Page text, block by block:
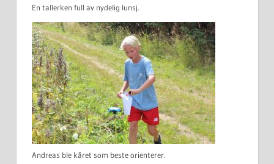
En tallerken full av nydelig lunsj.
Andreas ble kåret som beste orienterer.